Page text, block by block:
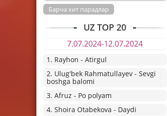
Барча хит парадлар
UZ TOP 20
7.07.2024-12.07.2024
1. Rayhon - Atirgul
2. Ulug'bek Rahmatullayev - Sevgi
boshga balomi
3. Afruz - Po polyam
4. Shoira Otabekova - Daydi